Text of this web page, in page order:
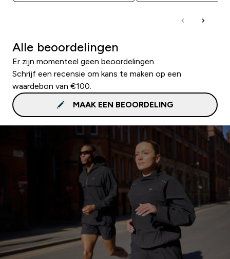
Alle beoordelingen
Er zijn momenteel geen beoordelingen.
Schrijf een recensie om kans te maken op een
waardebon van €100.
MAAK EEN BEOORDELING